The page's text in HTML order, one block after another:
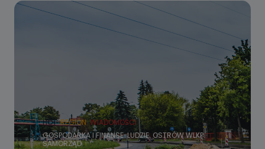
HOT REGION WIADOMOŚCI
GOSPODARKA I FINANSE LUDZIE OSTRÓW WLKP.
SAMORZĄD